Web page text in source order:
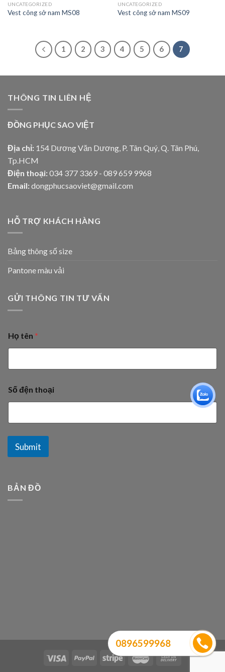
UNCATEGORIZED
Vest công sở nam MS08
UNCATEGORIZED
Vest công sở nam MS09
1 2 3 4 5 6 7
THÔNG TIN LIÊN HỆ
ĐỒNG PHỤC SAO VIỆT
Địa chỉ: 154 Dương Văn Dương, P. Tân Quý, Q. Tân Phú,
Tp.HCM
Điện thoại: 034 377 3369 - 089 659 9968
Email: dongphucsaoviet@gmail.com
HỖ TRỢ KHÁCH HÀNG
Bảng thông số size
Pantone màu vải
GỬI THÔNG TIN TƯ VẤN
Họ tên *
Số đện thoại
Submit
BẢN ĐỒ
0896599968